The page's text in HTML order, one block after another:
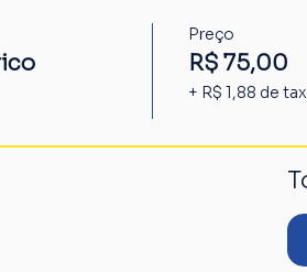
Preço
R$ 75,00
+ R$ 1,88 de